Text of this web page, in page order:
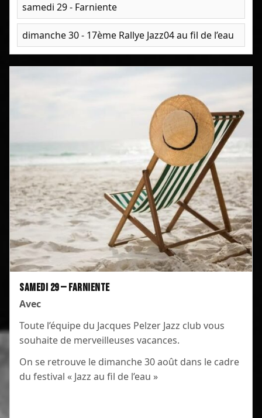
samedi 29 - Farniente
dimanche 30 - 17ème Rallye Jazz04 au fil de l’eau
samedi 29 — Farniente
Avec
Toute l’équipe du Jacques Pelzer Jazz club vous
souhaite de merveilleuses vacances.
On se retrouve le dimanche 30 août dans le cadre
du festival « Jazz au fil de l’eau »